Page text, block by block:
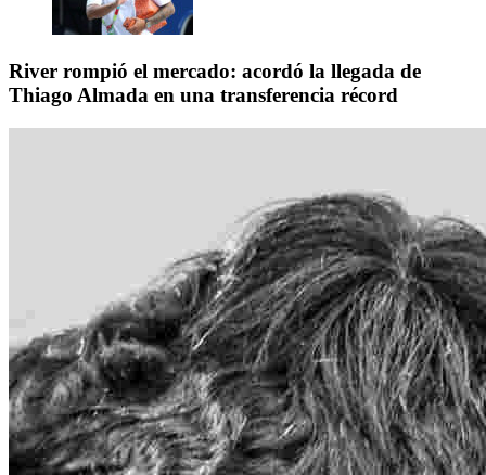
River rompió el mercado: acordó la llegada de
Thiago Almada en una transferencia récord